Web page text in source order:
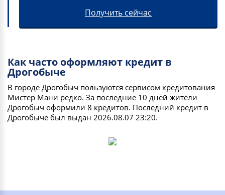
Получить сейчас
Как часто оформляют кредит в
Дрогобыче
В городе Дрогобыч пользуются сервисом кредитования
Мистер Мани редко. За последние 10 дней жители
Дрогобыч оформили 8 кредитов. Последний кредит в
Дрогобыче был выдан 2026.08.07 23:20.